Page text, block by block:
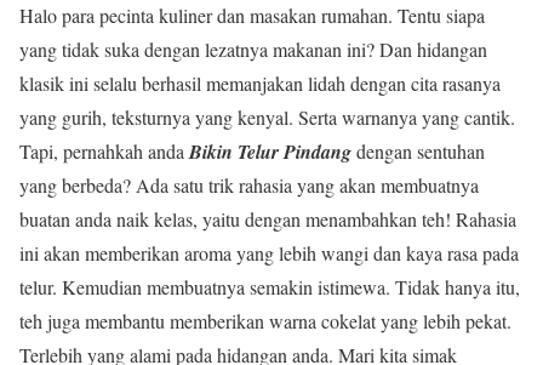
Halo para pecinta kuliner dan masakan rumahan. Tentu siapa
yang tidak suka dengan lezatnya makanan ini? Dan hidangan
klasik ini selalu berhasil memanjakan lidah dengan cita rasanya
yang gurih, teksturnya yang kenyal. Serta warnanya yang cantik.
Tapi, pernahkah anda Bikin Telur Pindangdengan sentuhan
yang berbeda? Ada satu trik rahasia yang akan membuatnya
buatan anda naik kelas, yaitu dengan menambahkan teh! Rahasia
ini akan memberikan aroma yang lebih wangi dan kaya rasa pada
telur. Kemudian membuatnya semakin istimewa. Tidak hanya itu,
teh juga membantu memberikan warna cokelat yang lebih pekat.
Terlebih yang alami pada hidangan anda. Mari kita simak